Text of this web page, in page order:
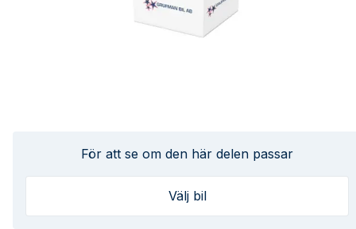
För att se om den här delen passar
Välj bil